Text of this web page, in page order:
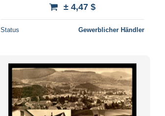
± 4,47 $
Status Gewerblicher Händler